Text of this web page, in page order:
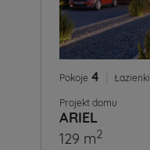
Pokoje 4 Łazienki
Projekt domu
ARIEL
129 m2